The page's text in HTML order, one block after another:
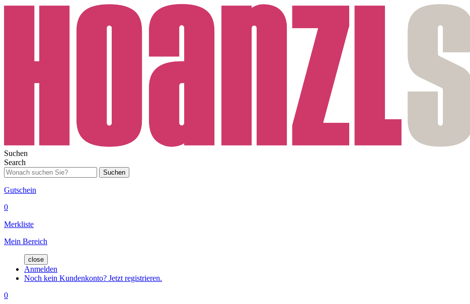
Suchen
Search
Suchen
Gutschein
0
Merkliste
Mein Bereich
close
Anmelden
Noch kein Kundenkonto? Jetzt registrieren.
0